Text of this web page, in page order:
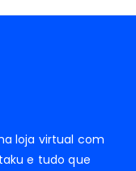
loja virtual com
e tudo que